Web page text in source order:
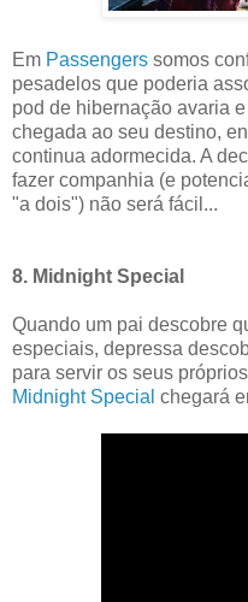
Em Passengers somos
pesadelos que poderia
pod de hibernação avaria
chegada ao seu destino,
continua adormecida. A
fazer companhia (e
"a dois") não será fácil...
8. Midnight Special
Quando um pai descobre
especiais, depressa
para servir os seus
Midnight Special chegará